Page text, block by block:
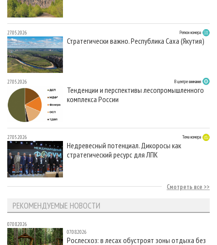
27.05.2026 Регион номера
Стратегически важно. Республика Саха (Якутия)
27.05.2026 В центре внимания
Тенденции и перспективы лесопромышленного
комплекса России
27.05.2026 Тема номера
Недревесный потенциал. Дикоросы как
стратегический ресурс для ЛПК
Смотреть все
РЕКОМЕНДУЕМЫЕ НОВОСТИ
07.08.2026
07.08.2026
Рослесхоз: в лесах обустроят зоны отдыха без